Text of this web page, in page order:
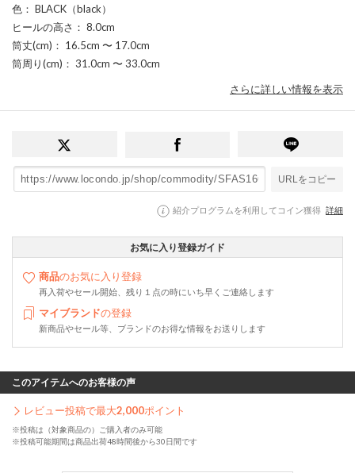
色 ： BLACK（black）
ヒールの高さ ： 8.0cm
筒丈(cm) ： 16.5cm 〜 17.0cm
筒周り(cm) ： 31.0cm 〜 33.0cm
さらに詳しい情報を表示
URLをコピー
紹介プログラムを利用してコイン獲得 詳細
お気に入り登録ガイド
商品のお気に入り登録
再入荷やセール開始、残り１点の時にいち早くご連絡します
マイブランドの登録
新商品やセール等、ブランドのお得な情報をお送りします
このアイテムへのお客様の声
レビュー投稿で最大2,000ポイント
※投稿は（対象商品の）ご購入者のみ可能
※投稿可能期間は商品出荷48時間後から30日間です